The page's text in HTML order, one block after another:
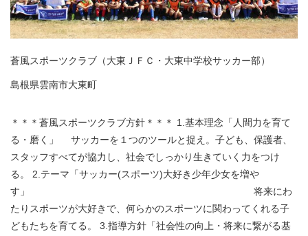
蒼風スポーツクラブ（大東ＪＦＣ・大東中学校サッカー部）
島根県雲南市大東町
＊＊＊蒼風スポーツクラブ方針＊＊＊ 1.基本理念「人間力を育て
る・磨く」 サッカーを１つのツールと捉え。子ども、保護者、
スタッフすべてが協力し、社会でしっかり生きていく力をつけ
る。 2.テーマ「サッカー(スポーツ)大好き少年少女を増や
す」 将来にわ
たりスポーツが大好きで、何らかのスポーツに関わってくれる子
どもたちを育てる。 3.指導方針「社会性の向上・将来に繋がる基